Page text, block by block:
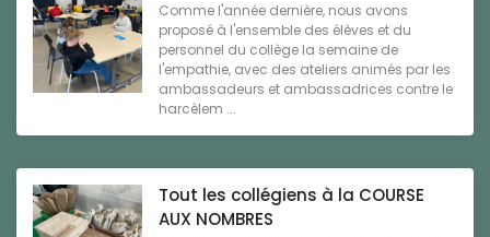
Comme l'année dernière, nous avons
proposé à l'ensemble des élèves et du
personnel du collège la semaine de
l'empathie, avec des ateliers animés par les
ambassadeurs et ambassadrices contre le
harcèlem ...
Tout les collégiens à la COURSE
AUX NOMBRES